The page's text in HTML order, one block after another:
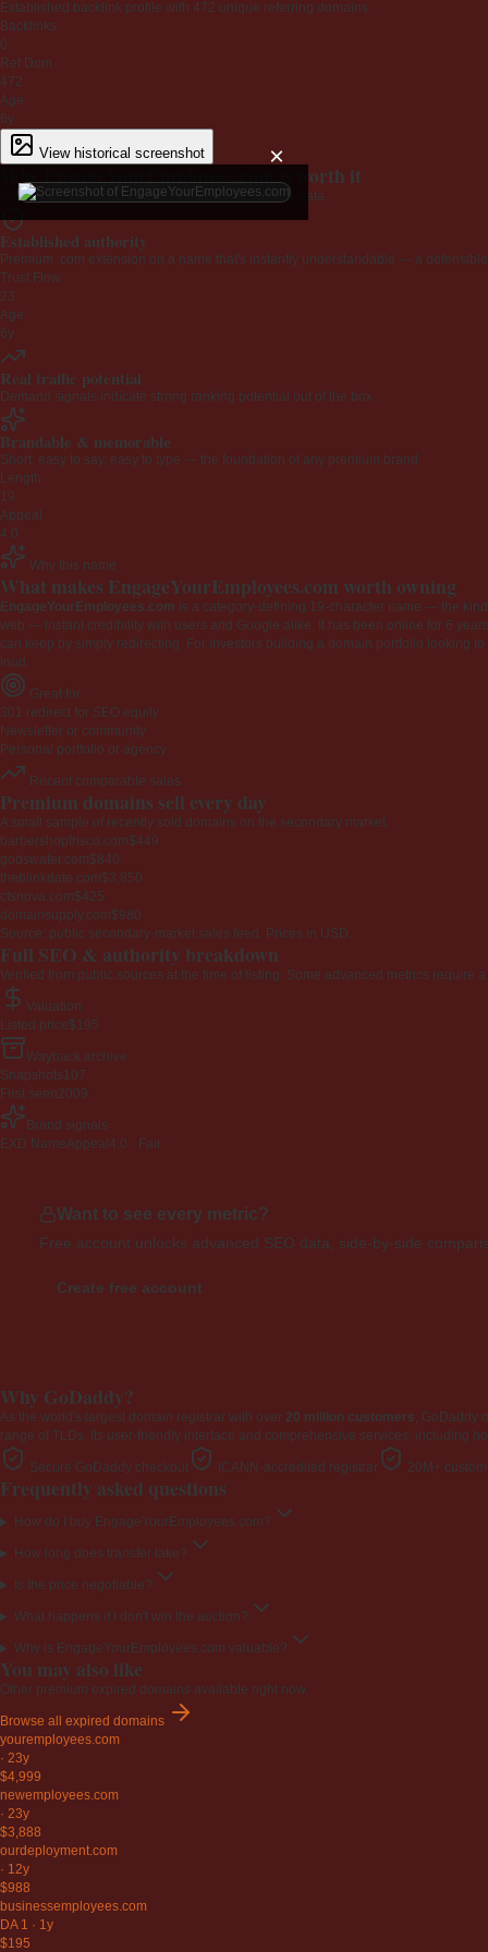
Established backlink profile with 472 unique referring domains.
Backlinks
0
Ref Dom
472
Age
6y
View historical screenshot ×
Why EngageYourEmployees.com is worth it
Every claim below is backed by verified third-party data.
Established authority
Premium .com extension on a name that's instantly understandable — a
Trust Flow
23
Age
6y
Real traffic potential
Demand signals indicate strong ranking potential out of the box.
Brandable & memorable
Short, easy to say, easy to type — the foundation of any premium brand.
Length
19
Appeal
4.0
Why this name
What makes EngageYourEmployees.com worth owning
EngageYourEmployees.com is a category-defining 19-character name — the
web — instant credibility with users and Google alike. It has been online for 6
can keep by simply redirecting. For investors building a domain portfolio looking
loud.
Great for
301 redirect for SEO equity
Newsletter or community
Personal portfolio or agency
Recent comparable sales
Premium domains sell every day
A small sample of recently sold domains on the secondary market.
barbershopfrisco.com$449
godswater.com$840
theblinkdate.com$3,850
cfsnova.com$425
domainsupply.com$980
Source: public secondary-market sales feed. Prices in USD.
Full SEO & authority breakdown
Verified from public sources at the time of listing. Some advanced metrics require
Valuation
Listed price$195
Wayback archive
Snapshots 107
First seen2009
Brand signals
EXD NameAppeal 4.0 · Fair
Want to see every metric?
Free account unlocks advanced SEO data, side-by-side
Create free account
Why GoDaddy?
As the world's largest domain registrar with over 20 million customers, GoDaddy
range of TLDs. Its user-friendly interface and comprehensive services, including
Secure GoDaddy checkout ICANN-accredited registrar 20M+
Frequently asked questions
How do I buy EngageYourEmployees.com?
How long does transfer take?
Is the price negotiable?
What happens if I don't win the auction?
Why is EngageYourEmployees.com valuable?
You may also like
Other premium expired domains available right now.
Browse all expired domains
youremployees.com
· 23y
$4,999
newemployees.com
· 23y
$3,888
ourdeployment.com
· 12y
$988
businessemployees.com
DA 1 · 1y
$195